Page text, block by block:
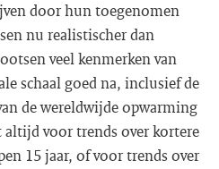
door hun toegenomen
nu realistischer dan
veel kenmerken van
schaal goed na, inclusief de
de wereldwijde opwarming
voor trends over kortere
15 jaar, of voor trends over